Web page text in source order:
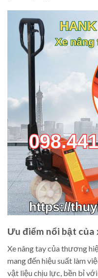
Ưu điểm nổi bật của
Xe nâng tay của thương
mang đến hiệu suất làm
vật liệu chịu lực, bền bỉ